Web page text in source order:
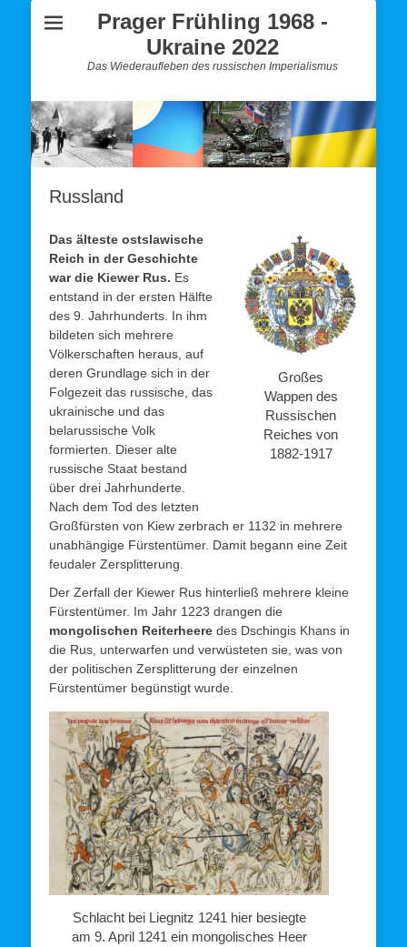
Prager Frühling 1968 -
Ukraine 2022
Das Wiederaufleben des russischen Imperialismus
Russland
Großes
Wappen des
Russischen
Reiches von
1882-1917
Das älteste ostslawische
Reich in der Geschichte
war die Kiewer Rus. Es
entstand in der ersten Hälfte
des 9. Jahrhunderts. In ihm
bildeten sich mehrere
Völkerschaften heraus, auf
deren Grundlage sich in der
Folgezeit das russische, das
ukrainische und das
belarussische Volk
formierten. Dieser alte
russische Staat bestand
über drei Jahrhunderte.
Nach dem Tod des letzten
Großfürsten von Kiew zerbrach er 1132 in mehrere
unabhängige Fürstentümer. Damit begann eine Zeit
feudaler Zersplitterung.
Der Zerfall der Kiewer Rus hinterließ mehrere kleine
Fürstentümer. Im Jahr 1223 drangen die
mongolischen Reiterheere des Dschingis Khans in
die Rus, unterwarfen und verwüsteten sie, was von
der politischen Zersplitterung der einzelnen
Fürstentümer begünstigt wurde.
Schlacht bei Liegnitz 1241 hier besiegte
am 9. April 1241 ein mongolisches Heer